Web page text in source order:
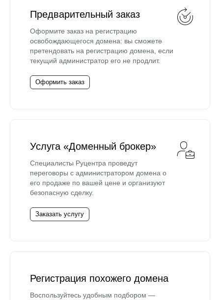
Предварительный заказ
Оформите заказ на регистрацию
освобождающегося домена: вы сможете
претендовать на регистрацию домена, если
текущий администратор его не продлит.
Оформить заказ
Услуга «Доменный брокер»
Специалисты Руцентра проведут
переговоры с администратором домена о
его продаже по вашей цене и организуют
безопасную сделку.
Заказать услугу
Регистрация похожего домена
Воспользуйтесь удобным подбором —